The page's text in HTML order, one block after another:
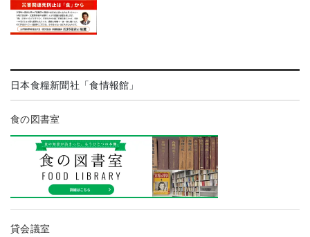
日本食糧新聞社「食情報館」
食の図書室
貸会議室